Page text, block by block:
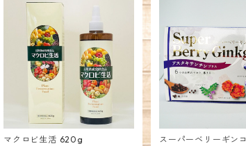
マクロビ生活 620g スーパーベリーギンコ